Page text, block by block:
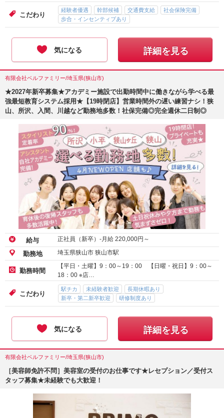
こだわり
経験者優遇 幹部候補 交通費支給
社会保険完備
歩合・インセンティブあり
気になる 詳細を見る
有限会社ベルファミリー/埼玉県(狭山市)
★2027年新卒募集★アカデミー施設で出勤時間中に働きながら学べる最
強最短教育システム採用★【19時閉店】営業時間外の遅い練習ナシ！狭
山、所沢、入間、川越など勤務地多数！社保完備◎完全週休二日制◎
給与 正社員（新卒）-月給 220,000円～
勤務地 埼玉県狭山市 狭山市駅
勤務時間
【平日・土曜】9：00～19：00 【日曜・祝日】9：00～
18：00 ※店…
こだわり
駅チカ 未経験者歓迎
長期休暇あり
新卒・第二新卒歓迎
研修制度あり
気になる 詳細を見る
有限会社ベルファミリー/埼玉県(狭山市)
［美容師免許不問］美容室の受付のお仕事です★レセプション／受付ス
タッフ募集★未経験でも大歓迎！